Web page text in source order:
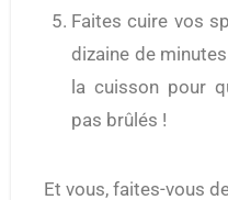
Faites cuire vos
dizaine de
la cuisson pour
pas brûlés !
Et vous, faites-vous